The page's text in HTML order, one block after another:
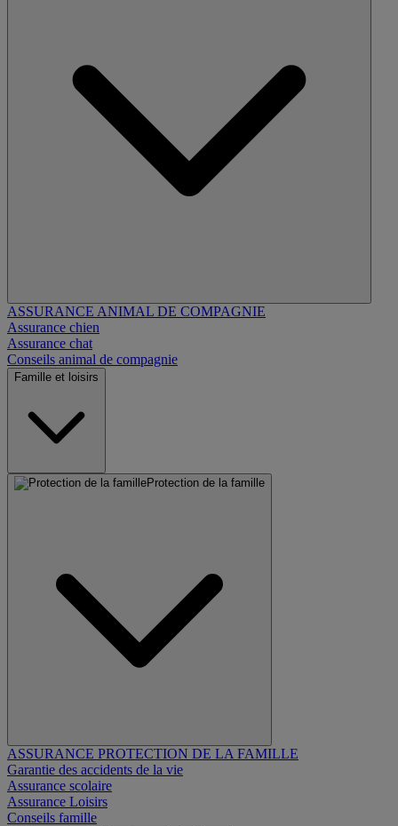
ASSURANCE ANIMAL DE COMPAGNIE
Assurance chien
Assurance chat
Conseils animal de compagnie
Famille et loisirs
Protection de la famille
ASSURANCE PROTECTION DE LA FAMILLE
Garantie des accidents de la vie
Assurance scolaire
Assurance Loisirs
Conseils famille